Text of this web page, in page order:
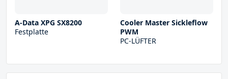
A-Data XPG SX8200
Festplatte
Cooler Master Sickleflow
PWM
PC-LÜFTER